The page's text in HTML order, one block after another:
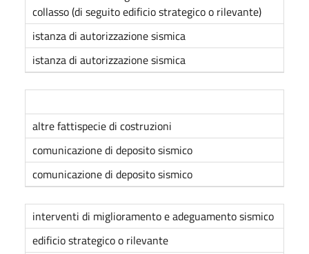
collasso (di seguito edificio strategico o rilevante)
istanza di autorizzazione sismica
istanza di autorizzazione sismica
altre fattispecie di costruzioni
comunicazione di deposito sismico
comunicazione di deposito sismico
interventi di miglioramento e adeguamento sismico
edificio strategico o rilevante